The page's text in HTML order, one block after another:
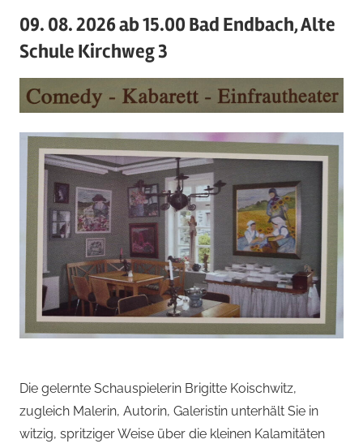
09. 08. 2026 ab 15.00 Bad Endbach, Alte
Schule Kirchweg 3
Die gelernte Schauspielerin Brigitte Koischwitz,
zugleich Malerin, Autorin, Galeristin unterhält Sie in
witzig, spritziger Weise über die kleinen Kalamitäten